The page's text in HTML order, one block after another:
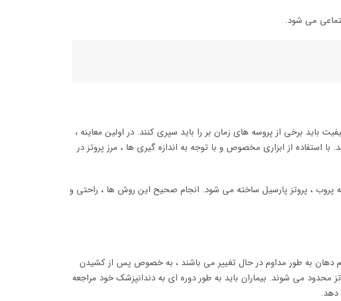
می شود.
باید برخی از پروسه های زمان بر را باید سپری کنند. در اولین معاینه ،
استفاده از ابزاری مخصوص و با توجه به اندازه گیری ها ، مرز پروتز در
پروب ، پروتز پارسیل ساخته می شود. انجام صحیح این روش ها ، راحتی و
طول دوره سازگاری حدود 2 ماه می باشد. بافت های نرم دهان به طور مداوم در حال تغییر می باشند ، به خصوص پس از کشیدن
محدود می شوند. بیماران باید به طور دوره ای به دندانپزشک خود مراجعه
دهد.